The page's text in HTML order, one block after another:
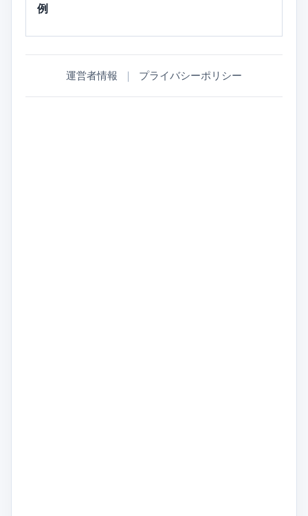
例
運営者情報 ｜ プライバシーポリシー